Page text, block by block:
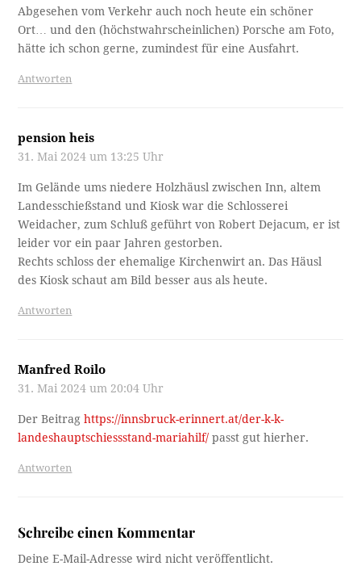
Abgesehen vom Verkehr auch noch heute ein schöner
Ort… und den (höchstwahrscheinlichen) Porsche am Foto,
hätte ich schon gerne, zumindest für eine Ausfahrt.
Antworten
pension heis
31. Mai 2024 um 13:25 Uhr
Im Gelände ums niedere Holzhäusl zwischen Inn, altem
Landesschießstand und Kiosk war die Schlosserei
Weidacher, zum Schluß geführt von Robert Dejacum, er ist
leider vor ein paar Jahren gestorben.
Rechts schloss der ehemalige Kirchenwirt an. Das Häusl
des Kiosk schaut am Bild besser aus als heute.
Antworten
Manfred Roilo
31. Mai 2024 um 20:04 Uhr
Der Beitraghttps://innsbruck-erinnert.at/der-k-k-
landeshauptschiessstand-mariahilf/ passt gut hierher.
Antworten
Schreibe einen Kommentar
Deine E-Mail-Adresse wird nicht veröffentlicht.